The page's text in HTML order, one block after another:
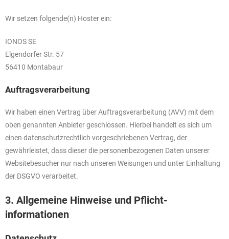
Wir setzen folgende(n) Hoster ein:
IONOS SE
Elgendorfer Str. 57
56410 Montabaur
Auftragsverarbeitung
Wir haben einen Vertrag über Auftragsverarbeitung (AVV) mit dem
oben genannten Anbieter geschlossen. Hierbei handelt es sich um
einen datenschutzrechtlich vorgeschriebenen Vertrag, der
gewährleistet, dass dieser die personenbezogenen Daten unserer
Websitebesucher nur nach unseren Weisungen und unter Einhaltung
der DSGVO verarbeitet.
3. Allgemeine Hinweise und Pflicht­
informationen